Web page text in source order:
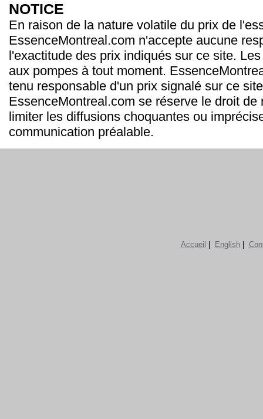
NOTICE
En raison de la nature volatile du prix de
EssenceMontreal.com n'accepte aucune
l'exactitude des prix indiqués sur ce site.
aux pompes à tout moment.
tenu responsable d'un prix signalé sur ce
EssenceMontreal.com se réserve le droit de
limiter les diffusions choquantes ou
communication préalable.
Accueil English|